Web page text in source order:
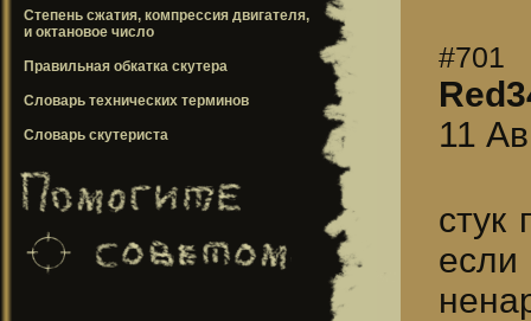
Степень сжатия, компрессия двигателя,
и октановое число
Правильная обкатка скутера
Словарь технических терминов
Словарь скутериста
#701
11
стук